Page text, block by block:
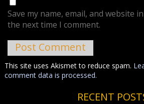
Save my name, email, and website
the next time I comment.
This site uses Akismet to reduce spam.
comment data is processed.
RECENT